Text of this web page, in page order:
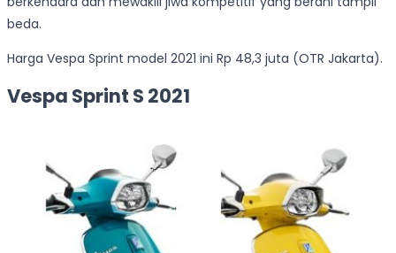
beda.
Harga Vespa Sprint model 2021 ini Rp 48,3 juta (OTR Jakarta).
Vespa Sprint S 2021